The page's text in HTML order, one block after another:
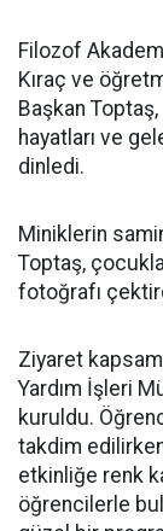
Filozof
Kıraç ve
Başkan
hayatları ve
dinledi.
Miniklerin
Toptaş,
fotoğrafı
Ziyaret
Yardım İşleri
kuruldu.
takdim
etkinliğe renk
öğrencilerle